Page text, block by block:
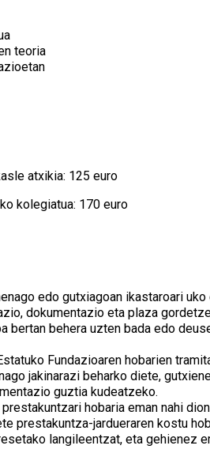
teoria
atxikia: 125 euro
kolegiatua: 170 euro
edo gutxiagoan ikastaroari
dokumentazio eta plaza
bertan behera uzten bada edo
Fundazioaren hobarien
jakinarazi beharko diete,
guztia kudeatzeko.
hobaria eman nahi
prestakuntza-jardueraren kostu
langileentzat, eta gehienez